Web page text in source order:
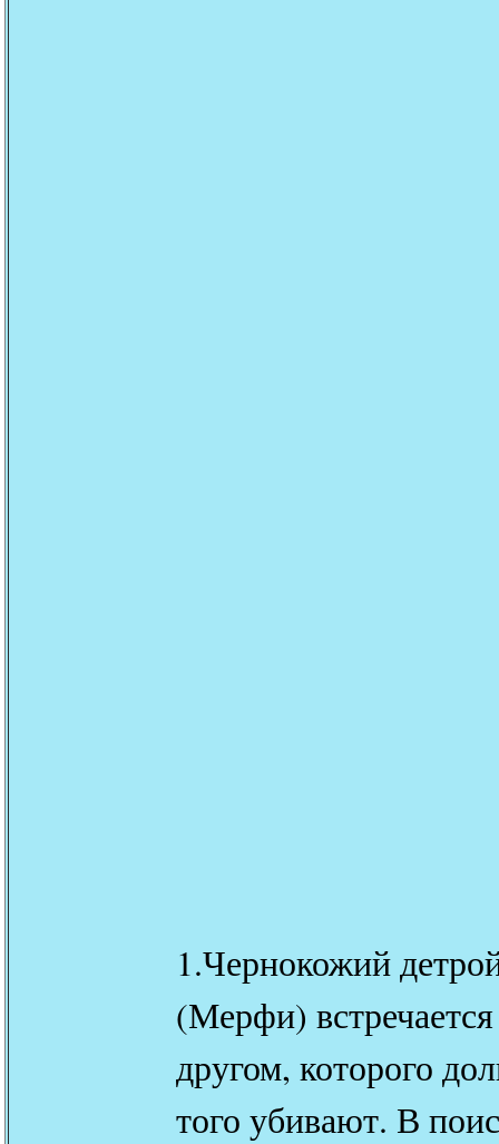
1.Чернокожий
(Мерфи)
другом, которого
того убивают. В